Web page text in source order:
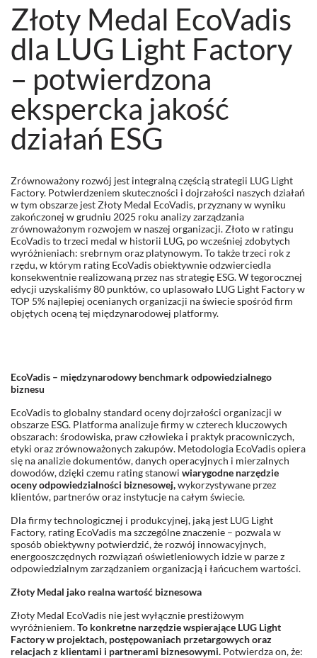
Złoty Medal EcoVadis
dla LUG Light Factory
– potwierdzona
ekspercka jakość
działań ESG
Zrównoważony rozwój jest integralną częścią strategii LUG Light
Factory. Potwierdzeniem skuteczności i dojrzałości naszych działań
w tym obszarze jest Złoty Medal EcoVadis, przyznany w wyniku
zakończonej w grudniu 2025 roku analizy zarządzania
zrównoważonym rozwojem w naszej organizacji. Złoto w ratingu
EcoVadis to trzeci medal w historii LUG, po wcześniej zdobytych
wyróżnieniach: srebrnym oraz platynowym. To także trzeci rok z
rzędu, w którym rating EcoVadis obiektywnie odzwierciedla
konsekwentnie realizowaną przez nas strategię ESG. W tegorocznej
edycji uzyskaliśmy 80 punktów, co uplasowało LUG Light Factory w
TOP 5% najlepiej ocenianych organizacji na świecie spośród firm
objętych oceną tej międzynarodowej platformy.
EcoVadis – międzynarodowy benchmark odpowiedzialnego
biznesu
EcoVadis to globalny standard oceny dojrzałości organizacji w
obszarze ESG. Platforma analizuje firmy w czterech kluczowych
obszarach: środowiska, praw człowieka i praktyk pracowniczych,
etyki oraz zrównoważonych zakupów. Metodologia EcoVadis opiera
się na analizie dokumentów, danych operacyjnych i mierzalnych
dowodów, dzięki czemu rating stanowi wiarygodne narzędzie
oceny odpowiedzialności biznesowej,wykorzystywane przez
klientów, partnerów oraz instytucje na całym świecie.
Dla firmy technologicznej i produkcyjnej, jaką jest LUG Light
Factory, rating EcoVadis ma szczególne znaczenie – pozwala w
sposób obiektywny potwierdzić, że rozwój innowacyjnych,
energooszczędnych rozwiązań oświetleniowych idzie w parze z
odpowiedzialnym zarządzaniem organizacją i łańcuchem wartości.
Złoty Medal jako realna wartość biznesowa
Złoty Medal EcoVadis nie jest wyłącznie prestiżowym
wyróżnieniem.To konkretne narzędzie wspierające LUG Light
Factory w projektach, postępowaniach przetargowych oraz
relacjach z klientami i partnerami biznesowymi. Potwierdza on, że: